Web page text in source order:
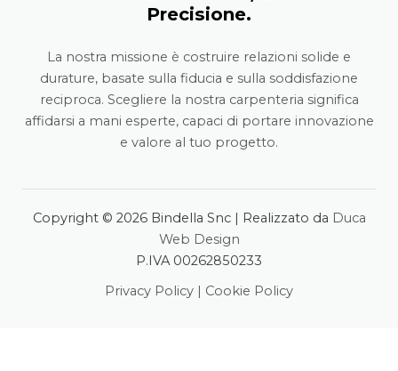
Precisione.
La nostra missione è costruire relazioni solide e
durature, basate sulla fiducia e sulla soddisfazione
reciproca. Scegliere la nostra carpenteria significa
affidarsi a mani esperte, capaci di portare innovazione
e valore al tuo progetto.
Copyright © 2026 Bindella Snc | Realizzato da Duca
Web Design
P.IVA 00262850233
Privacy Policy | Cookie Policy